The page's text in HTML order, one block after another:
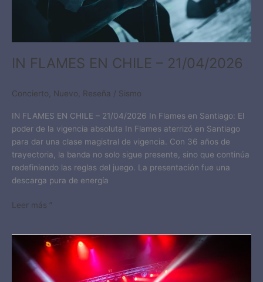
IN FLAMES EN CHILE – 21/04/2026​
Concierto, Nuevo, Reseña / Sismo
IN FLAMES EN CHILE – 21/04/2026 In Flames en Santiago: El
poder de la vigencia absoluta In Flames aterrizó en Santiago
para dar una clase magistral de vigencia. Con 36 años de
trayectoria, la banda no solo sigue presente, sino que continúa
redefiniendo las reglas del juego. La presentación fue una
descarga pura de energía
Leer más ”
OBITUARY
CHILE